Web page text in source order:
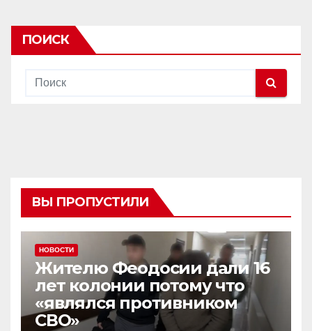
ПОИСК
ВЫ ПРОПУСТИЛИ
НОВОСТИ
Жителю Феодосии дали 16
лет колонии потому что
«являлся противником
СВО»